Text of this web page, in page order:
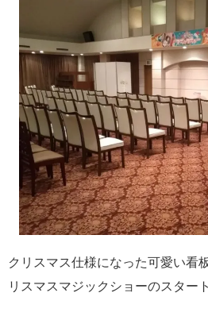
クリスマス仕様になった可愛い看
リスマスマジックショーのスタート